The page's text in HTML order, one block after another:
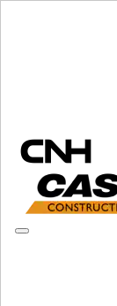
ÉQUIPEMENT